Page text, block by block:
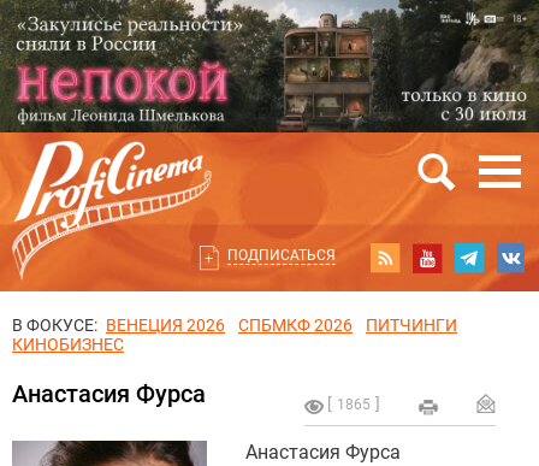
ПОДПИСАТЬСЯ
В ФОКУСЕ: ВЕНЕЦИЯ 2026 СПБМКФ 2026
ПИТЧИНГИ
КИНОБИЗНЕС
1865
Анастасия Фурса
Анастасия Фурса